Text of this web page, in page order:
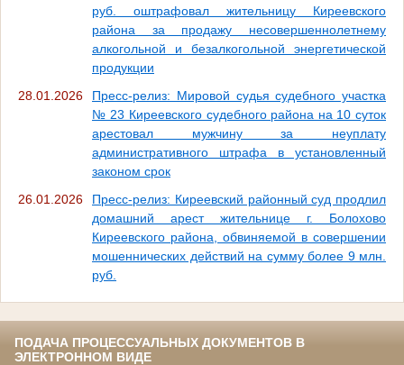
руб. оштрафовал жительницу Киреевского
района за продажу несовершеннолетнему
алкогольной и безалкогольной энергетической
продукции
28.01.2026
Пресс-релиз: Мировой судья судебного участка
№ 23 Киреевского судебного района на 10 суток
арестовал мужчину за неуплату
административного штрафа в установленный
законом срок
26.01.2026
Пресс-релиз: Киреевский районный суд продлил
домашний арест жительнице г. Болохово
Киреевского района, обвиняемой в совершении
мошеннических действий на сумму более 9 млн.
руб.
ПОДАЧА ПРОЦЕССУАЛЬНЫХ ДОКУМЕНТОВ В
ЭЛЕКТРОННОМ ВИДЕ